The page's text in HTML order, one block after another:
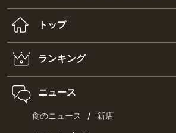
トップ
ランキング
ニュース
食のニュース / 新店